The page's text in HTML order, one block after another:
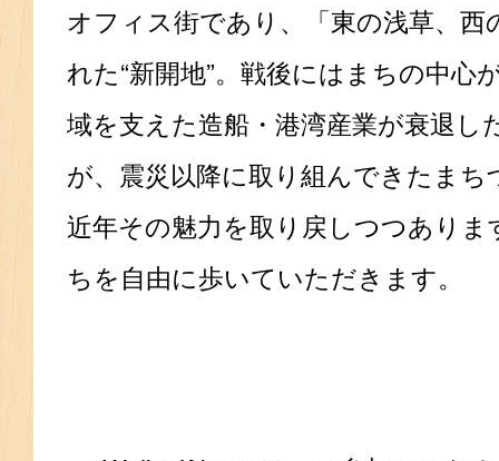
オフィス街であり、「東の浅草、西
れた“新開地”。戦後にはまちの中心
域を支えた造船・港湾産業が衰退し
が、震災以降に取り組んできたま
近年その魅力を取り戻しつつあり
ちを自由に歩いていただきます。